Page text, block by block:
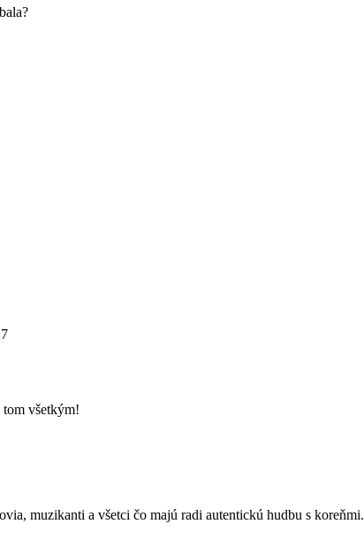
tom všetkým!
muzikanti a všetci čo majú radi autentickú hudbu s koreňmi.